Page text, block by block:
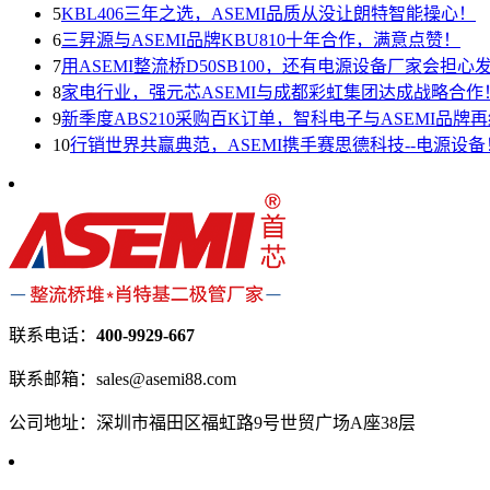
5KBL406三年之选，ASEMI品质从没让朗特智能操心！
6三昇源与ASEMI品牌KBU810十年合作，满意点赞！
7用ASEMI整流桥D50SB100，还有电源设备厂家会担心发
8家电行业，强元芯ASEMI与成都彩虹集团达成战略合作
9新季度ABS210采购百K订单，智科电子与ASEMI品牌再
10行销世界共赢典范，ASEMI携手赛思德科技--电源设备
联系电话： 400-9929-667
联系邮箱：sales@asemi88.com
公司地址：深圳市福田区福虹路9号世贸广场A座38层